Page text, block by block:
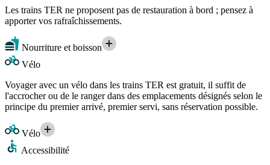
Les trains TER ne proposent pas de restauration à bord ; pensez à
apporter vos rafraîchissements.
Nourriture et boisson
Vélo
Voyager avec un vélo dans les trains TER est gratuit, il suffit de
l'accrocher ou de le ranger dans des emplacements désignés selon le
principe du premier arrivé, premier servi, sans réservation possible.
Vélo
Accessibilité